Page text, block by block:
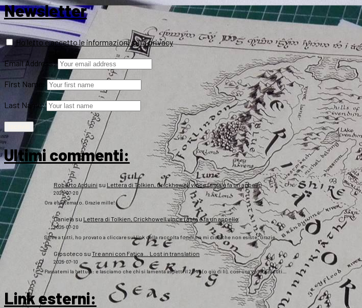
Newsletter
Ho letto e accetto le informazioni sulla privacy
Email Address:
First Name:
Last Name:
Ultimi commenti:
Roberto Arduini su Lettera di Tolkien, Crickhowell vince l’asta e fa un appello
2026-07-20
Ora è sistemato. Grazie mille!
Daniela su Lettera di Tolkien, Crickhowell vince l’asta e fa un appello
2026-07-20
Salve a tutti, ho provato a cliccare sul link della raccolta fondi ma mi dice che non esiste. Grazie
Gipsoteco su Tre anni con Fatica… Lost in translation
2026-07-10
Passatemi la battuta: e lasciamo che chi si lamenta aspetti il 2043 (o giù di lì), così una volta scaduti…
Link esterni: